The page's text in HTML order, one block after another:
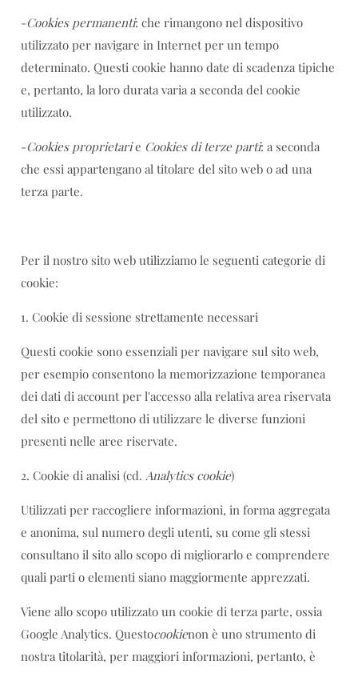
-Cookies permanenti: che rimangono nel dispositivo
utilizzato per navigare in Internet per un tempo
determinato. Questi cookie hanno date di scadenza tipiche
e, pertanto, la loro durata varia a seconda del cookie
utilizzato.
-Cookies proprietarie Cookies di terze parti: a seconda
che essi appartengano al titolare del sito web o ad una
terza parte.
Per il nostro sito web utilizziamo le seguenti categorie di
cookie:
1. Cookie di sessione strettamente necessari
Questi cookie sono essenziali per navigare sul sito web,
per esempio consentono la memorizzazione temporanea
dei dati di account per l'accesso alla relativa area riservata
del sito e permettono di utilizzare le diverse funzioni
presenti nelle aree riservate.
2. Cookie di analisi (cd.Analytics cookie)
Utilizzati per raccogliere informazioni, in forma aggregata
e anonima, sul numero degli utenti, su come gli stessi
consultano il sito allo scopo di migliorarlo e comprendere
quali parti o elementi siano maggiormente apprezzati.
Viene allo scopo utilizzato un cookie di terza parte, ossia
Google Analytics. Questocookienon è uno strumento di
nostra titolarità, per maggiori informazioni, pertanto, è